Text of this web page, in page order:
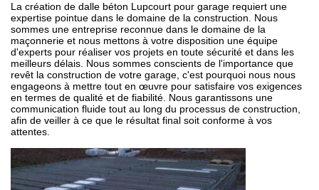
La création de dalle béton Lupcourt pour garage requiert une
expertise pointue dans le domaine de la construction. Nous
sommes une entreprise reconnue dans le domaine de la
maçonnerie et nous mettons à votre disposition une équipe
d'experts pour réaliser vos projets en toute sécurité et dans les
meilleurs délais. Nous sommes conscients de l'importance que
revêt la construction de votre garage, c'est pourquoi nous nous
engageons à mettre tout en œuvre pour satisfaire vos exigences
en termes de qualité et de fiabilité. Nous garantissons une
communication fluide tout au long du processus de construction,
afin de veiller à ce que le résultat final soit conforme à vos
attentes.